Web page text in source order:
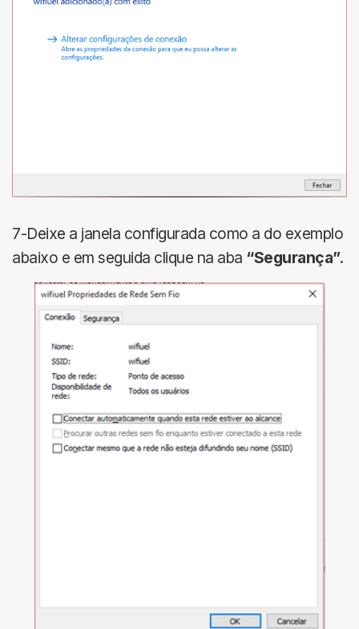
7-Deixe a janela configurada como a do exemplo
abaixo e em seguida clique na aba “Segurança”.